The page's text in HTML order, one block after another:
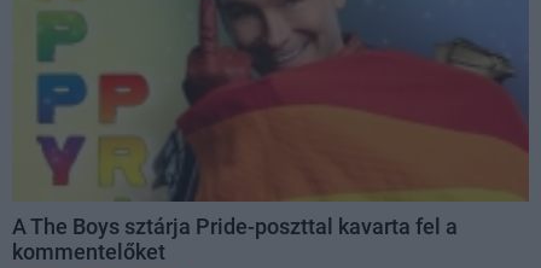
A The Boys sztárja Pride-poszttal kavarta fel a
kommentelőket